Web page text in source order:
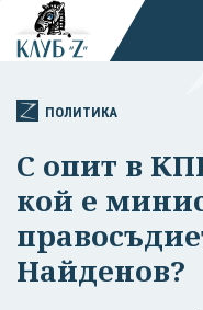
ПОЛИТИКА
С опит в
кой е
Найденов?